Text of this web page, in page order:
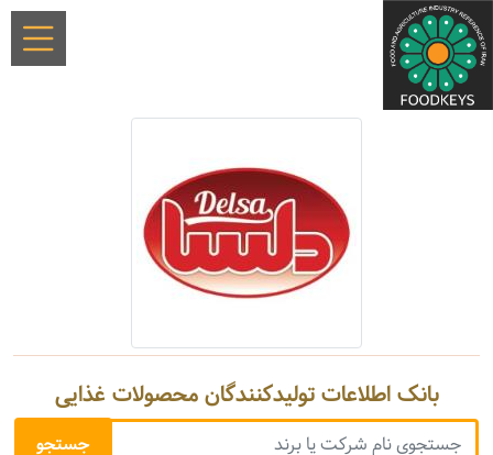
بانک اطلاعات تولیدکنندگان محصولات غذایی